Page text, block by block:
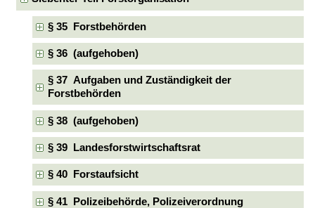
§ 35 Forstbehörden
§ 36 (aufgehoben)
§ 37 Aufgaben und Zuständigkeit der
Forstbehörden
§ 38 (aufgehoben)
§ 39 Landesforstwirtschaftsrat
§ 40 Forstaufsicht
§ 41 Polizeibehörde, Polizeiverordnung